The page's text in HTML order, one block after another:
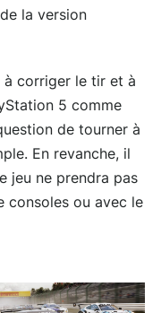
la version
à corriger le tir et à
5 comme
de tourner à
En revanche, il
jeu ne prendra pas
consoles ou avec le